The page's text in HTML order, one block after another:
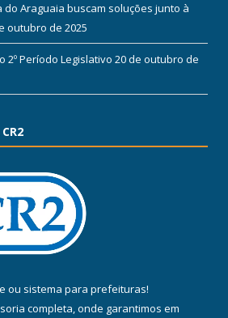
Araguaia buscam soluções junto à
outubro de 2025
2º Período Legislativo 20 de outubro de
ou sistema para prefeituras!
completa, onde garantimos em